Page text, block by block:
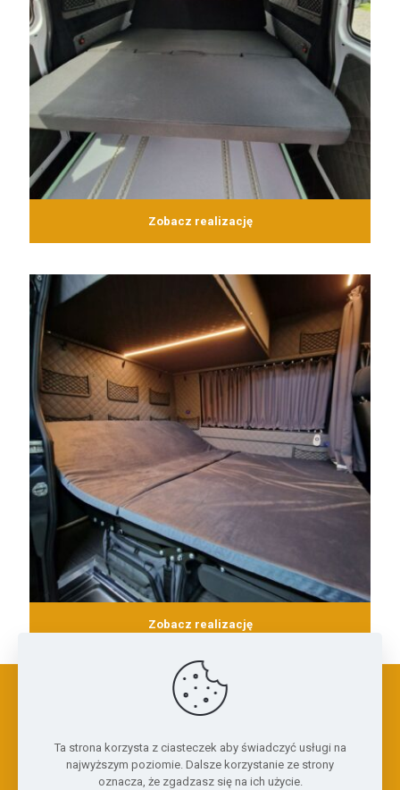
Zobacz realizację
Zobacz realizację
© Copyright 2023 AutoHauser.pl . Wszystkie prawa do treści
oraz grafik zastrzeżone. Kopiowanie zabronione.
Strony Internetowe
Ta strona korzysta z ciasteczek aby świadczyć usługi na
najwyższym poziomie. Dalsze korzystanie ze strony
oznacza, że zgadzasz się na ich użycie.